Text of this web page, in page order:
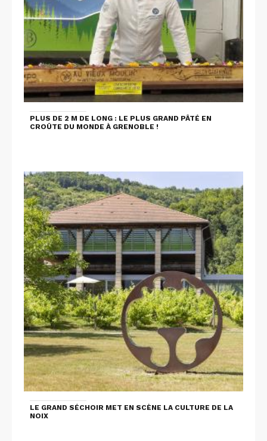
PLUS DE 2 M DE LONG : LE PLUS GRAND PÂTÉ EN
CROÛTE DU MONDE À GRENOBLE !
LE GRAND SÉCHOIR MET EN SCÈNE LA CULTURE DE LA
NOIX